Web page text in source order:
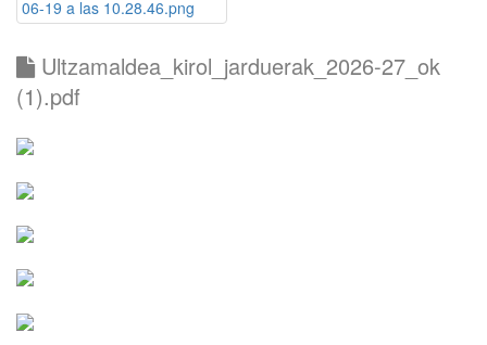
Ultzamaldea_kirol_jarduerak_2026-27_ok
(1).pdf